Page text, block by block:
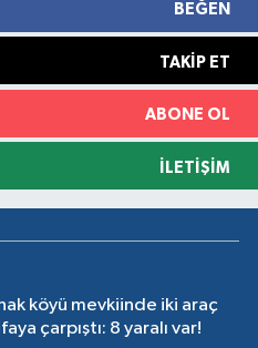
BEĞEN
TAKIP ET
ABONE OL
İLETIŞIM
köyü mevkiinde iki araç
çarpıştı: 8 yaralı var!